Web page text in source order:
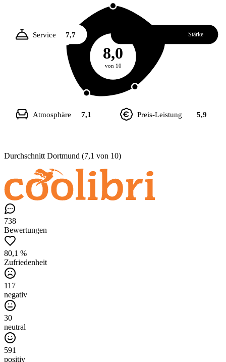
8,0
von 10
Stärke
Preis-Leistung 5,9
Atmosphäre 7,1
Service 7,7
Durchschnitt Dortmund (7,1 von 10)
738
Bewertungen
80,1 %
Zufriedenheit
117
negativ
30
neutral
591
positiv